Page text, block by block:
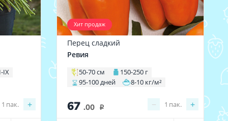
IX
+
1 пак.
Хит продаж
Перец сладкий
Ревия
50-70 см
150-250 г
95-100 дней
8-10 кг/м²
67 .00 i − +
1 пак.